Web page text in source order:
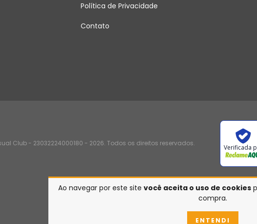
Ao navegar por este site você aceita o uso de cookies
compra.
ENTENDI
Política de Privacidade
Contato
Club - 23032224000180 - 2026. Todos os direitos reservados.
Verificada